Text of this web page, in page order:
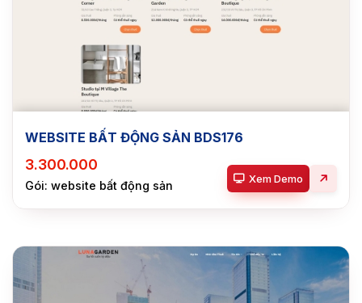
WEBSITE BẤT ĐỘNG SẢN BDS176
3.300.000
Gói: website bất động sản Xem Demo